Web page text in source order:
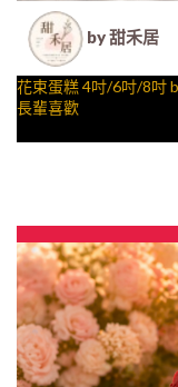
by 甜禾居
花束蛋糕 4吋/6吋/8吋 by 甜禾居(sku) | #母親最愛 #我愛你 #裱花 #
長輩喜歡